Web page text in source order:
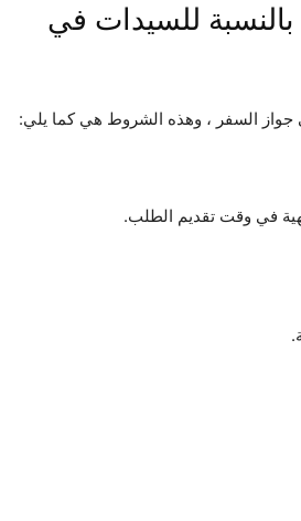
للسيدات في
السفر ، وهذه الشروط هي كما يلي:
في وقت تقديم الطلب.